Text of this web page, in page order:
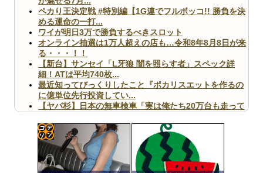
ペカり王決定戦 #特別編【1G連でフルボッコ!! 勝負を決
める運命の一打...
ワイが明日3万で勝負するべきスロット
オンライン抽選は1万人超えの店も…令和8年8月8日が来
る・・・！！
【新台】サンセイ「L牙狼 闇を照らす者」スペック詳
細！ATは平均740枚...
最近知ってびっくりしたこと『ポカリスエットを作るの
に億単位先行投資してい...
【ヤバ杉】日本の無車検車「実は俺たち20万台も走って
【閲覧注意】俺が近くにいると機械が壊れるんだけどさ
【画像】ペプシコーラ社、「こういうのでいいんだよ」
な新商品を発売
コテ
リン